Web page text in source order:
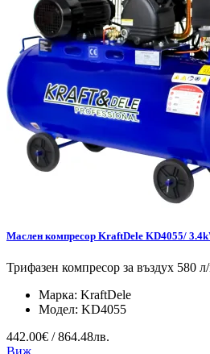
Маслен компресор KraftDele KD4055/
Трифазен компресор за въздух 580
Марка: KraftDele
Модел: KD4055
442.00€ / 864.48лв.
Виж